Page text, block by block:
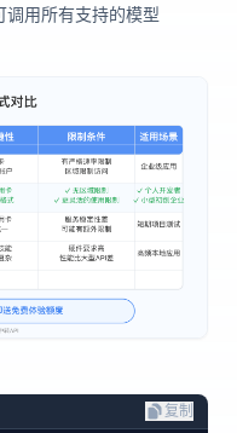
用所有支持的模型
复制